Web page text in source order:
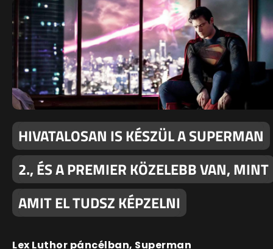
HIVATALOSAN IS KÉSZÜL A SUPERMAN
2., ÉS A PREMIER KÖZELEBB VAN, MINT
AMIT EL TUDSZ KÉPZELNI
Lex Luthor páncélban, Superman